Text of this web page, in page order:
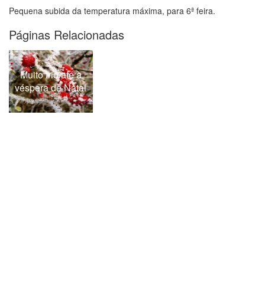
Pequena subida da temperatura máxima, para 6ª feira.
Páginas Relacionadas
Muito frio até à
véspera de Natal